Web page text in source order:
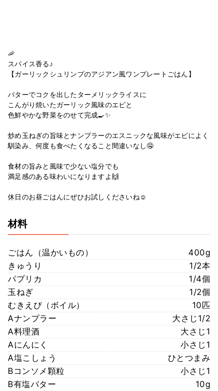
🦐
スパイス香る♪
【ガーリックシュリンプのアジアン風ワンプレートごはん】
バターでコクを出したターメリックライスに
こんがり焼いたガーリック風味のエビと
色鮮やかな野菜をのせて完成🍳✨
炒め玉ねぎの旨味とナンプラーのエスニックな風味がエビによく
馴染み、何度も食べたくなること間違いなし🤤
食材の旨みと風味で少ない塩分でも
満足感のある味わいになりますよ🙌
休日のお昼ごはんにぜひお試しくださいね☺️
材料
ごはん（温かいもの）
400g
きゅうり
1/2本
パプリカ
1/4個
玉ねぎ
1/2個
むきえび（ボイル）
10匹
Aナンプラー
大さじ1/2
A料理酒
大さじ1
Aにんにく
小さじ1
A塩こしょう
ひとつまみ
Bコンソメ顆粒
小さじ1
B有塩バター
10g